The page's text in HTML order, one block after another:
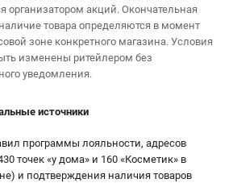
организатором акций. Окончательная
товара определяются в момент
зоне конкретного магазина. Условия
изменены ритейлером без
уведомления.
источники
программы лояльности, адресов
точек «у дома» и 160 «Косметик» в
и подтверждения наличия товаров